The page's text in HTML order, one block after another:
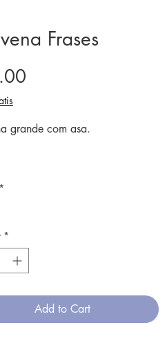
Frases
grande com asa.
em alta temperatura.
não contém chumbo, sendo
no microondas, forno ou lava-
prima é local, e tudo que
reciclado para a confecção de
*
*
Add to Cart